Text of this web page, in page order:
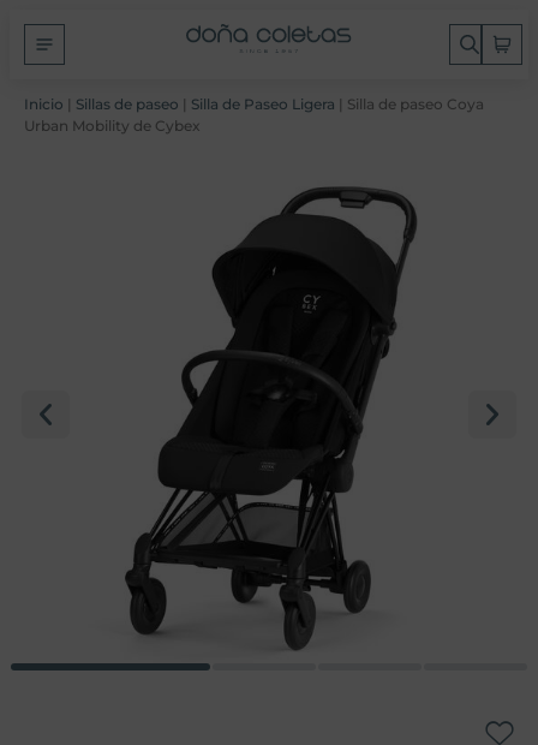
Inicio | Sillas de paseo | Silla de Paseo Ligera | Silla de paseo Coya
Urban Mobility de Cybex